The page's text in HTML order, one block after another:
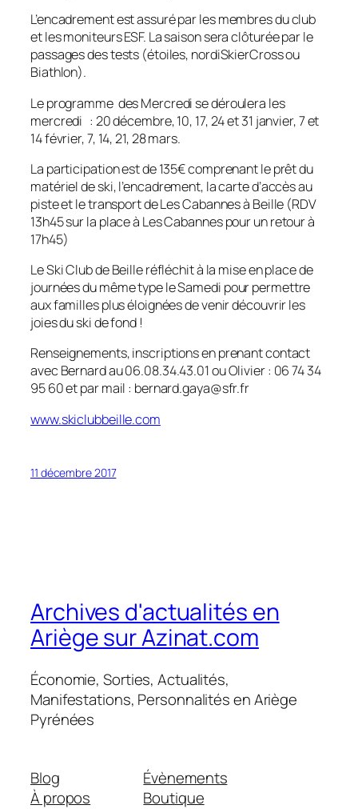
L’encadrement est assuré par les membres du club
et les moniteurs ESF. La saison sera clôturée par le
passages des tests (étoiles, nordiSkierCross ou
Biathlon).
Le programme des Mercredi se déroulera les
mercredi : 20 décembre, 10, 17, 24 et 31 janvier, 7 et
14 février, 7, 14, 21, 28 mars.
La participation est de 135€ comprenant le prêt du
matériel de ski, l’encadrement, la carte d’accès au
piste et le transport de Les Cabannes à Beille (RDV
13h45 sur la place à Les Cabannes pour un retour à
17h45)
Le Ski Club de Beille réfléchit à la mise en place de
journées du même type le Samedi pour permettre
aux familles plus éloignées de venir découvrir les
joies du ski de fond !
Renseignements, inscriptions en prenant contact
avec Bernard au 06.08.34.43.01 ou Olivier : 06 74 34
95 60 et par mail : bernard.gaya@sfr.fr
www.skiclubbeille.com
11 décembre 2017
Archives d'actualités en
Ariège sur Azinat.com
Économie, Sorties, Actualités,
Manifestations, Personnalités en Ariège
Pyrénées
Blog
À propos
Évènements
Boutique